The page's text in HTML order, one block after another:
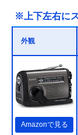
※上下左右に
外観
Amazonで見る